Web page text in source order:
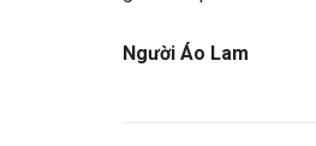
Người Áo Lam